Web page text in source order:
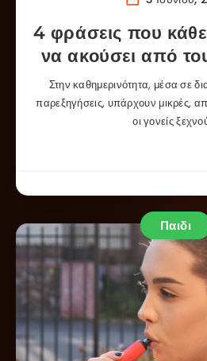
4 φράσεις που κάθε
να ακούσει από
Στην καθημερινότητα, μέσα σε
παρεξηγήσεις, υπάρχουν μικρές,
οι γονείς
Παιδι